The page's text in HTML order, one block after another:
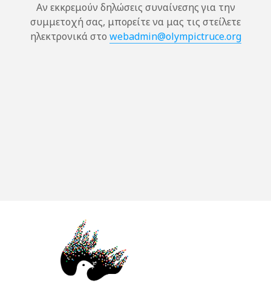
Αν εκκρεμούν δηλώσεις συναίνεσης για την
συμμετοχή σας, μπορείτε να μας τις στείλετε
ηλεκτρονικά στο webadmin@olympictruce.org